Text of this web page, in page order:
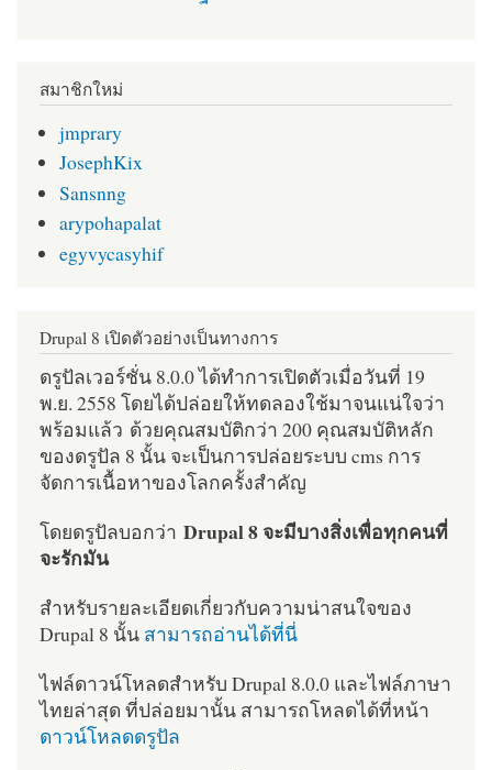
สมาชิกใหม่
jmprary
JosephKix
Sansnng
arypohapalat
egyvycasyhif
Drupal 8 เปิดตัวอย่างเป็นทางการ
ดรูปัลเวอร์ชั่น 8.0.0 ได้ทำการเปิดตัวเมื่อวันที่ 19
พ.ย. 2558 โดยได้ปล่อยให้ทดลองใช้มาจนแน่ใจว่า
พร้อมแล้ว ด้วยคุณสมบัติกว่า 200 คุณสมบัติหลัก
ของดรูปัล 8 นั้น จะเป็นการปล่อยระบบ cms การ
จัดการเนื้อหาของโลกครั้งสำคัญ
โดยดรูปัลบอกว่า Drupal 8 จะมีบางสิ่งเพื่อทุกคนที่
จะรักมัน
สำหรับรายละเอียดเกี่ยวกับความน่าสนใจของ
Drupal 8 นั้น สามารถอ่านได้ที่นี่
ไฟล์ดาวน์โหลดสำหรับ Drupal 8.0.0 และไฟล์ภาษา
ไทยล่าสุด ที่ปล่อยมานั้น สามารถโหลดได้ที่หน้า
ดาวน์โหลดดรูปัล